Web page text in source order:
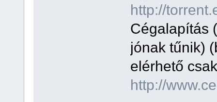
http://
Cégalapítás
jónak tűnik)
elérhető
http://